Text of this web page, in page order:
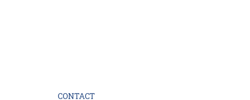
CONTACT